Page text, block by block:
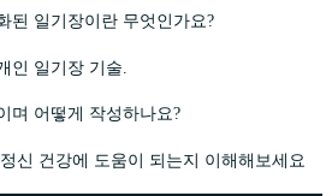
된 일기장이란 무엇인가요?
인 일기장 기술.
며 어떻게 작성하나요?
신 건강에 도움이 되는지 이해해보세요